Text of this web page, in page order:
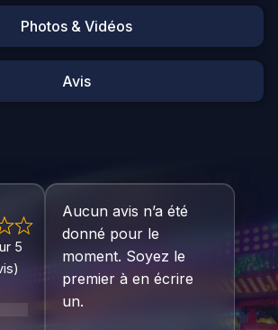
Photos & Vidéos
Avis
5
Aucun avis n’a été
donné pour le
moment. Soyez le
premier à en écrire
un.